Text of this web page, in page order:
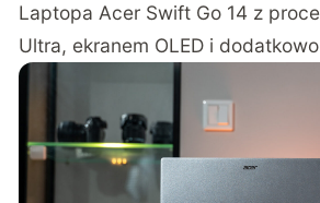
Laptopa Acer Swift Go 14 z
Ultra, ekranem OLED i